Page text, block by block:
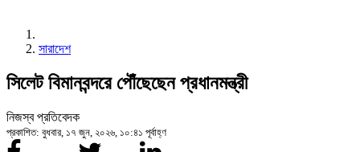
সারাদেশ
সিলেট বিমানবন্দরে পৌঁছেছেন প্রধানমন্ত্রী
নিজস্ব প্রতিবেদক
প্রকাশিত: বুধবার, ১৭ জুন, ২০২৬, ১০:৪১ পূর্বাহ্ণ